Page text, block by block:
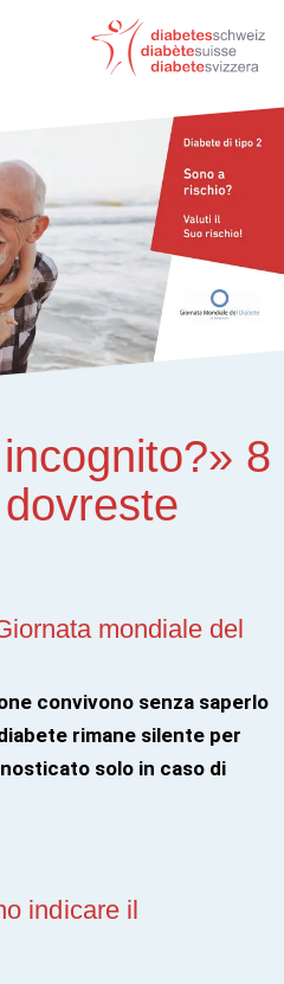
8
mondiale del
convivono senza saperlo
rimane silente per
solo in caso di
indicare il